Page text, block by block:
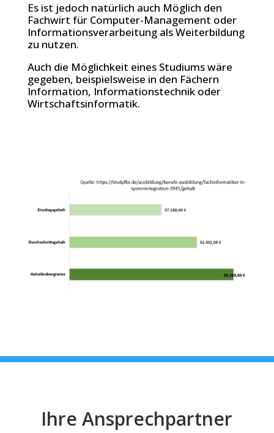
Es ist jedoch natürlich auch Möglich den
Fachwirt für Computer-Management oder
Informationsverarbeitung als Weiterbildung
zu nutzen.
Auch die Möglichkeit eines Studiums wäre
gegeben, beispielsweise in den Fächern
Information, Informationstechnik oder
Wirtschaftsinformatik.
Ihre Ansprechpartner